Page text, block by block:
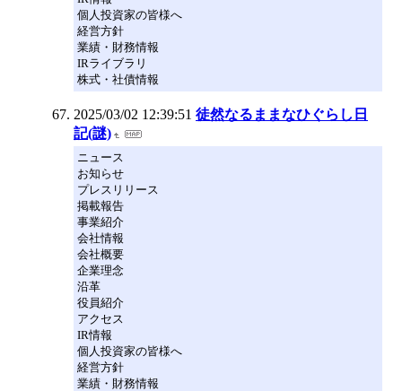
個人投資家の皆様へ
経営方針
業績・財務情報
IRライブラリ
株式・社債情報
2025/03/02 12:39:51 徒然なるままなひぐらし日
記(謎)
ニュース
お知らせ
プレスリリース
掲載報告
事業紹介
会社情報
会社概要
企業理念
沿革
役員紹介
アクセス
IR情報
個人投資家の皆様へ
経営方針
業績・財務情報